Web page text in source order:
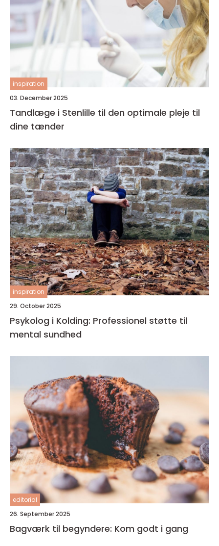
inspiration
03. December 2025
Tandlæge i Stenlille til den optimale pleje til
dine tænder
inspiration
29. October 2025
Psykolog i Kolding: Professionel støtte til
mental sundhed
editorial
26. September 2025
Bagværk til begyndere: Kom godt i gang